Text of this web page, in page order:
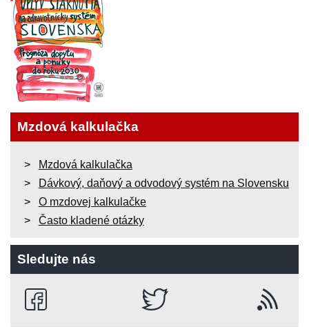
Mzdová kalkulačka
Mzdová kalkulačka
Dávkový, daňový a odvodový systém na Slovensku
O mzdovej kalkulačke
Často kladené otázky
Sledujte nás